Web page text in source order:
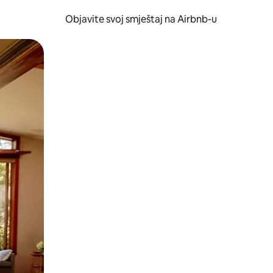
Objavite svoj smještaj na Airbnb-u
prevlačenjem.